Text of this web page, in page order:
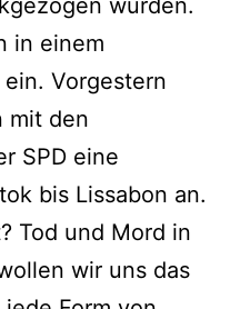
würden.
in einem
Vorgestern
mit den
SPD eine
bis Lissabon an.
Tod und Mord in
wir uns das